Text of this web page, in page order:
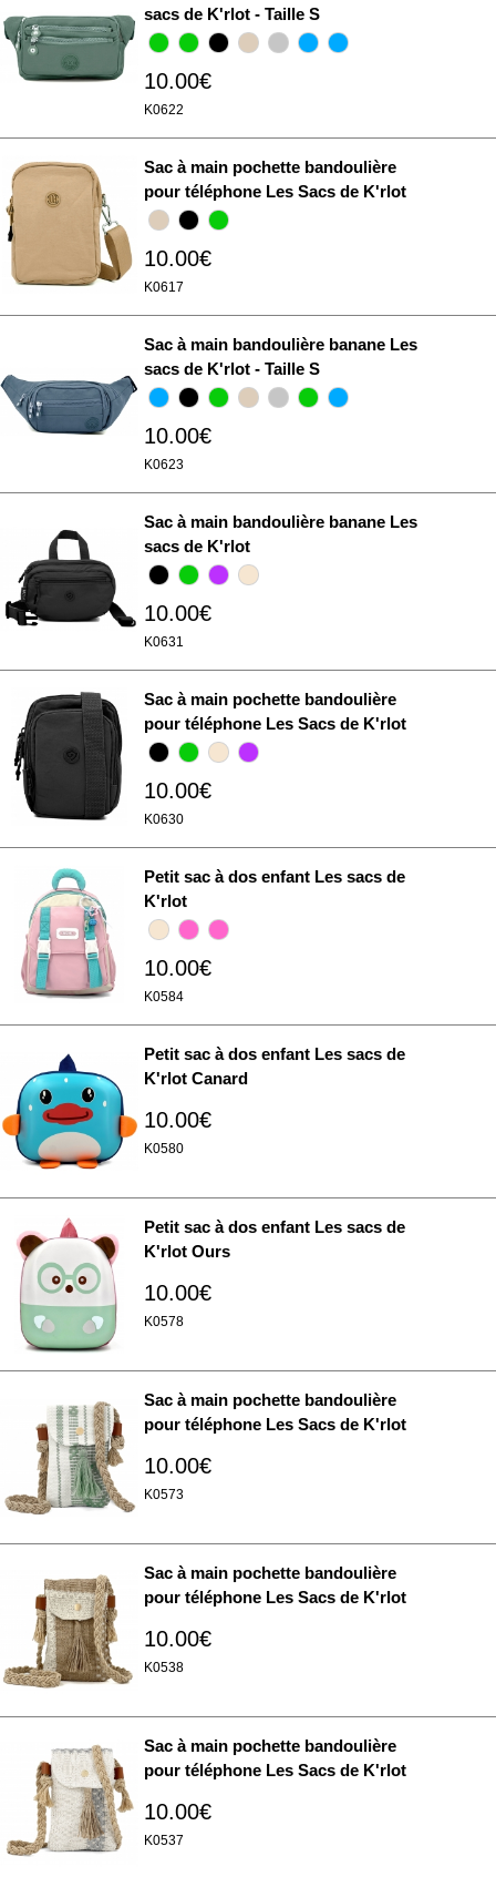
sacs de K'rlot - Taille S
10.00€
K0622
Sac à main pochette bandoulière
pour téléphone Les Sacs de K'rlot
10.00€
K0617
Sac à main bandoulière banane Les
sacs de K'rlot - Taille S
10.00€
K0623
Sac à main bandoulière banane Les
sacs de K'rlot
10.00€
K0631
Sac à main pochette bandoulière
pour téléphone Les Sacs de K'rlot
10.00€
K0630
Petit sac à dos enfant Les sacs de
K'rlot
10.00€
K0584
Petit sac à dos enfant Les sacs de
K'rlot Canard
10.00€
K0580
Petit sac à dos enfant Les sacs de
K'rlot Ours
10.00€
K0578
Sac à main pochette bandoulière
pour téléphone Les Sacs de K'rlot
10.00€
K0573
Sac à main pochette bandoulière
pour téléphone Les Sacs de K'rlot
10.00€
K0538
Sac à main pochette bandoulière
pour téléphone Les Sacs de K'rlot
10.00€
K0537